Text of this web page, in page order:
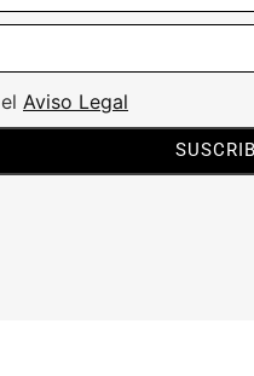
Aviso Legal